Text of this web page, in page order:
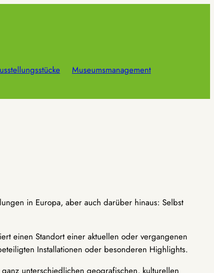
Museumsmanagement
in Europa, aber auch darüber hinaus: Selbst
einen Standort einer aktuellen oder vergangenen
Installationen oder besonderen Highlights.
unterschiedlichen geografischen, kulturellen